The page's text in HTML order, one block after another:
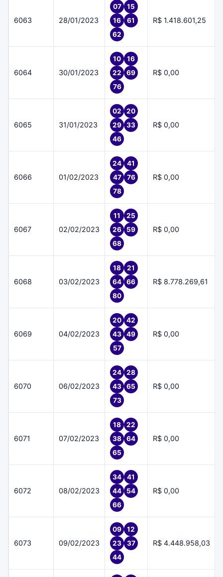
6063 28/01/2023
07
15
16
61
62
R$ 1.418.601,25
6064 30/01/2023
10
16
22
69
76
R$ 0,00
6065 31/01/2023
02
20
29
33
46
R$ 0,00
6066 01/02/2023
24
41
47
76
78
R$ 0,00
6067 02/02/2023
11
25
26
59
68
R$ 0,00
6068 03/02/2023
18
21
64
66
80
R$ 8.778.269,61
6069 04/02/2023
20
42
43
49
57
R$ 0,00
6070 06/02/2023
24
28
43
65
73
R$ 0,00
6071 07/02/2023
18
22
38
64
65
R$ 0,00
6072 08/02/2023
34
41
44
54
66
R$ 0,00
6073 09/02/2023
09
12
23
37
44
R$ 4.448.958,03